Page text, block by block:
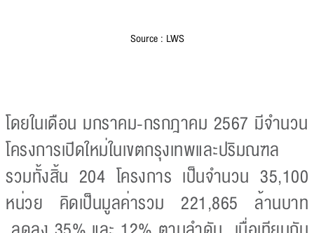
Source : LWS
โดยในเดือน มกราคม-กรกฎาคม 2567 มีจำนวน
โครงการเปิดใหม่ในเขตกรุงเทพและปริมณฑล
รวมทั้งสิ้น 204 โครงการ เป็นจำนวน 35,100
หน่วย คิดเป็นมูลค่ารวม 221,865 ล้านบาท